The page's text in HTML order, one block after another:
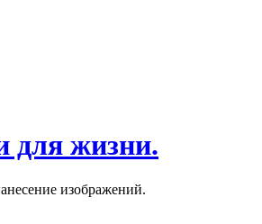
жизни.
изображений.